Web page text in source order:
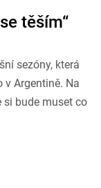
těším“
sezóny, která
v Argentině. Na
si bude muset co